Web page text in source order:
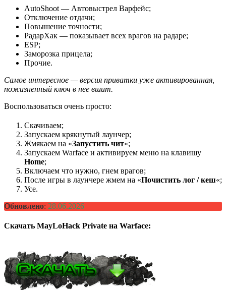
AutoShoot — Автовыстрел Варфейс;
Отключение отдачи;
Повышение точности;
РадарХак — показывает всех врагов на радаре;
ESP;
Заморозка прицела;
Прочие.
Самое интересное — версия приватки уже активированная,
пожизненный ключ в нее вшит.
Воспользоваться очень просто:
Скачиваем;
Запускаем крякнутый лаунчер;
Жмякаем на «Запустить чит«;
Запускаем Warface и активируем меню на клавишу
Home;
Включаем что нужно, гнем врагов;
После игры в лаунчере жмем на «Почистить лог / кеш«;
Усе.
Обновлено: 28.06.2026
Скачать MayLoHack Private на Warface: